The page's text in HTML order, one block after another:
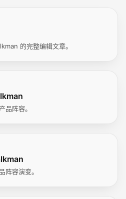
的完整编辑文章。
品阵容。
阵容演变。